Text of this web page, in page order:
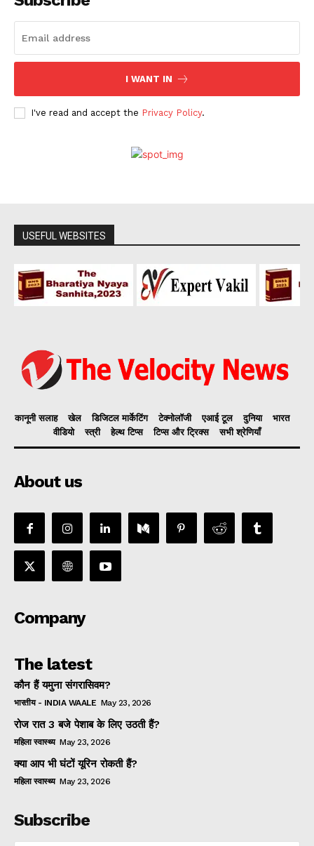
I WANT IN
I've read and accept the Privacy Policy.
USEFUL WEBSITES
कानूनी सलाह खेल डिजिटल मार्केटिंग टेक्नोलॉजी एआई टूल दुनिया
भारत
वीडियो
स्त्री हेल्थ टिप्स टिप्स और ट्रिक्स सभी श्रेणियाँ
About us
Company
The latest
कौन हैं यमुना संगरासिवम?
भारतीय - INDIA WAALE May 23, 2026
रोज रात 3 बजे पेशाब के लिए उठती हैं?
महिला स्वास्थ्य May 23, 2026
क्या आप भी घंटों यूरिन रोकती हैं?
महिला स्वास्थ्य May 23, 2026
Subscribe